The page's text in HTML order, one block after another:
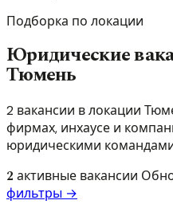
Подборка по локации
Юридические
Тюмень
2 вакансии в локации
фирмах, инхаусе и
юридическими
2 активные вакансии
фильтры →